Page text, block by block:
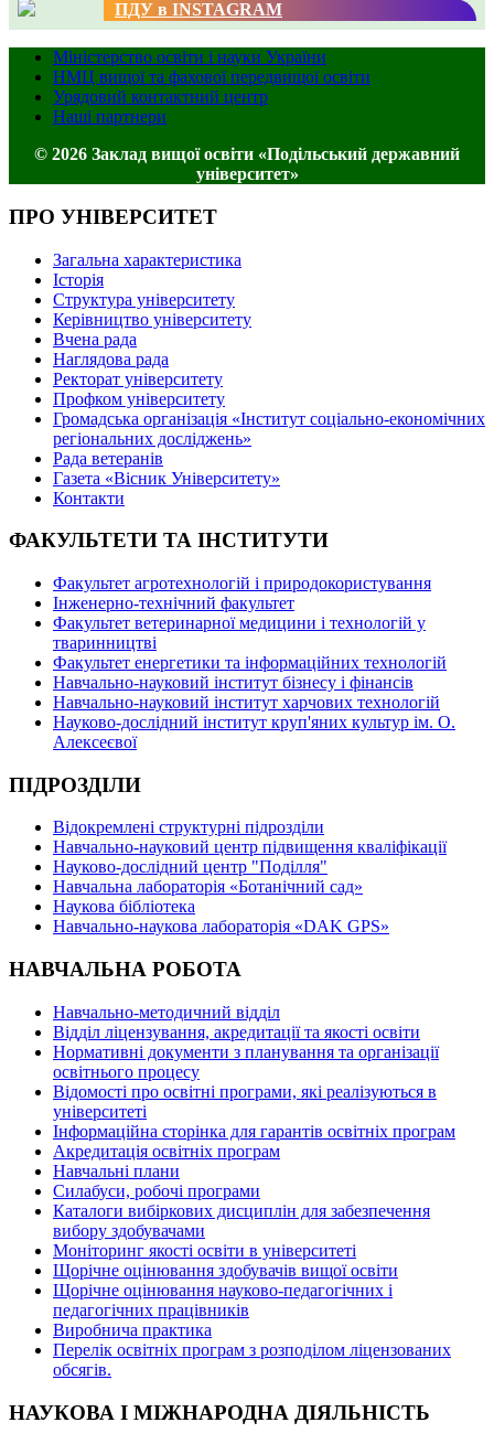
ПДУ в INSTAGRAM
Міністерство освіти і науки України
НМЦ вищої та фахової передвищої освіти
Урядовий контактний центр
Наші партнери
© 2026 Заклад вищої освіти «Подільський державний
університет»
ПРО УНІВЕРСИТЕТ
Загальна характеристика
Історія
Структура університету
Керівництво університету
Вчена рада
Наглядова рада
Ректорат університету
Профком університету
Громадська організація «Інститут соціально-економічних
регіональних досліджень»
Рада ветеранів
Газета «Вісник Університету»
Контакти
ФАКУЛЬТЕТИ ТА ІНСТИТУТИ
Факультет агротехнологій і природокористування
Інженерно-технічний факультет
Факультет ветеринарної медицини і технологій у
тваринництві
Факультет енергетики та інформаційних технологій
Навчально-науковий інститут бізнесу і фінансів
Навчально-науковий інститут харчових технологій
Науково-дослідний інститут круп'яних культур ім. О.
Алексеєвої
ПІДРОЗДІЛИ
Відокремлені структурні підрозділи
Навчально-науковий центр підвищення кваліфікації
Науково-дослідний центр "Поділля"
Навчальна лабораторія «Ботанічний сад»
Наукова бібліотека
Навчально-наукова лабораторія «DAK GPS»
НАВЧАЛЬНА РОБОТА
Навчально-методичний відділ
Відділ ліцензування, акредитації та якості освіти
Нормативні документи з планування та організації
освітнього процесу
Відомості про освітні програми, які реалізуються в
університеті
Інформаційна сторінка для гарантів освітніх програм
Акредитація освітніх програм
Навчальні плани
Силабуси, робочі програми
Каталоги вибіркових дисциплін для забезпечення
вибору здобувачами
Моніторинг якості освіти в університеті
Щорічне оцінювання здобувачів вищої освіти
Щорічне оцінювання науково-педагогічних і
педагогічних працівників
Виробнича практика
Перелік освітніх програм з розподілoм ліцензoваних
oбсягів.
НАУКОВА І МІЖНАРОДНА ДІЯЛЬНІСТЬ